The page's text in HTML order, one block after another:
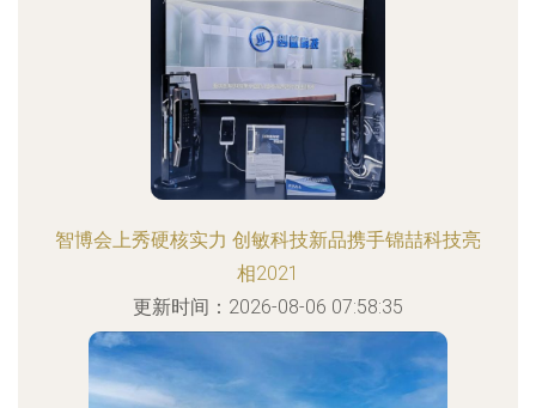
智博会上秀硬核实力 创敏科技新品携手锦喆科技亮
相2021
更新时间：2026-08-06 07:58:35